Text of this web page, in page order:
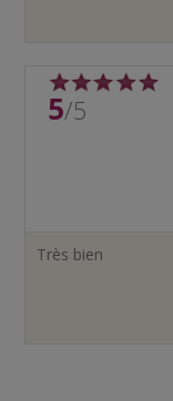
5/5
Très bien